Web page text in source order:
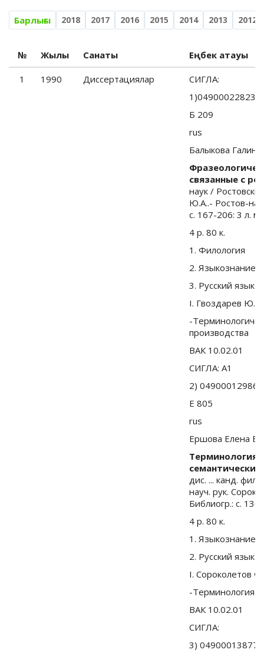
Барлығы 2018 2017 2016 2015 2014 2013 2012
№ Жылы Санаты Еңбек атауы
1 1990 Диссертациялар
СИГЛА:
1)04900022823
Б 209
rus
Балыкова
связанные с
наук /
Ю.А..- Ростов-на-
с. 167-206: 3 л.
4 р. 80 к.
1. Филология
2. Языкознание
3. Русский язык
I. Гвоздарев Ю.А.
-
производства
ВАК 10.02.01
СИГЛА: A1
2) 04900012986
Е 805
rus
Ершова Елена
Терминология
дис. ... канд.
науч. рук.
Библиогр.: с.
4 р. 80 к.
1. Языкознание
2. Русский язык
I. Сороколетов
-Терминология
ВАК 10.02.01
СИГЛА:
3) 04900013877